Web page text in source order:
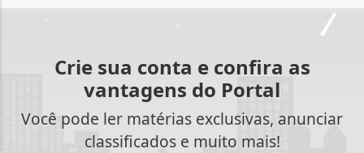
Crie sua conta e confira as
vantagens do Portal
Você pode ler matérias exclusivas, anunciar
classificados e muito mais!